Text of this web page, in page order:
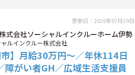
更新日：2026年07月29日
式会社ソーシャルインクルーホーム伊勢
ルインクルー株式会社
市】月給30万円～／年休114日
がい者GH／広域生活支援員